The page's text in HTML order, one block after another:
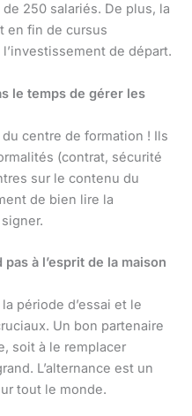
250 salariés. De plus, la
en fin de cursus
de départ.
le temps de gérer les
du centre de formation ! Ils
(contrat, sécurité
sur le contenu du
de bien lire la
à l’esprit de la maison
période d’essai et le
Un bon partenaire
soit à le remplacer
L’alternance est un
tout le monde.